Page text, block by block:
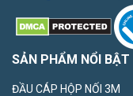
SẢN PHẨM NỔI BẬT
ĐẦU CÁP HỘP NỐI 3M